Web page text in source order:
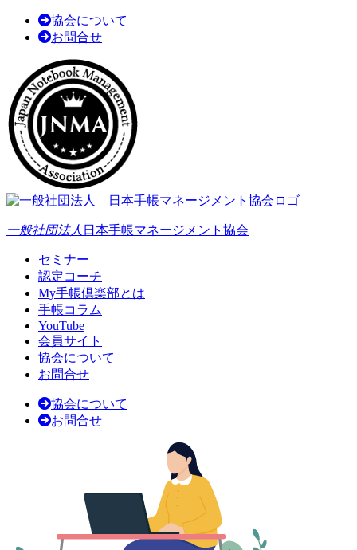
協会について
お問合せ
一般社団法人 日本手帳マネージメント協会
セミナー
認定コーチ
My手帳倶楽部とは
手帳コラム
YouTube
会員サイト
協会について
お問合せ
協会について
お問合せ